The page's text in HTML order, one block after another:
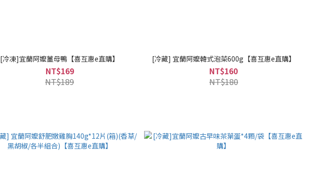
[冷凍]宜蘭阿嬤薑母鴨【喜互惠e直購】
NT$169
NT$189
[冷藏] 宜蘭阿嬤韓式泡菜600g【喜互惠e直購】
NT$160
NT$180